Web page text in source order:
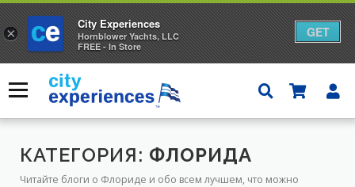
content
Меню
КАТЕГОРИЯ: ФЛОРИДА
Читайте блоги о Флориде и обо всем лучшем, что можно
×
City Experiences
Hornblower Yachts, LLC
FREE - In Store
GET